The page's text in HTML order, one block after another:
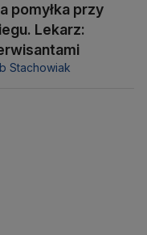
pomyłka przy
Lekarz:
Stachowiak